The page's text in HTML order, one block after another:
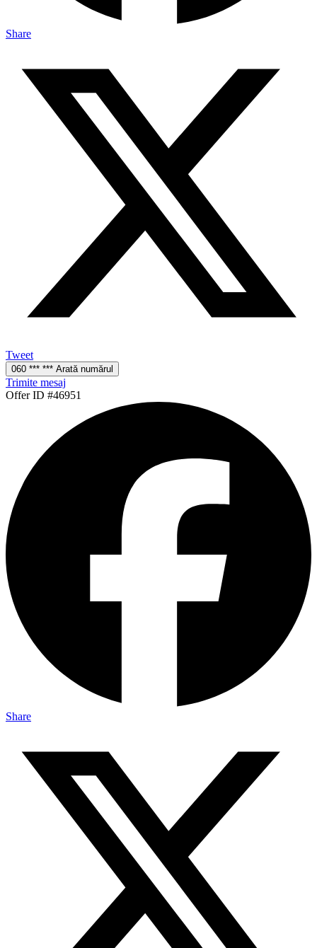
Share
Tweet
060 *** *** Arată numărul
Trimite mesaj
Offer ID #46951
Share